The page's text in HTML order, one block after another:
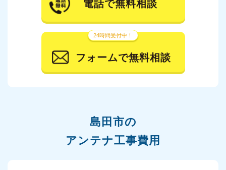
電話で無料相談
24時間受付中！
フォームで無料相談
島田市の
アンテナ工事費用